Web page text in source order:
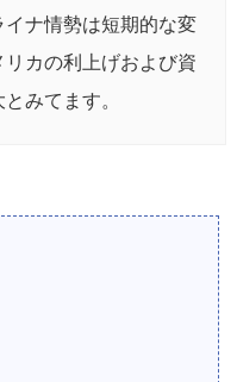
ナ情勢は短期的な変
カの利上げおよび資
みてます。